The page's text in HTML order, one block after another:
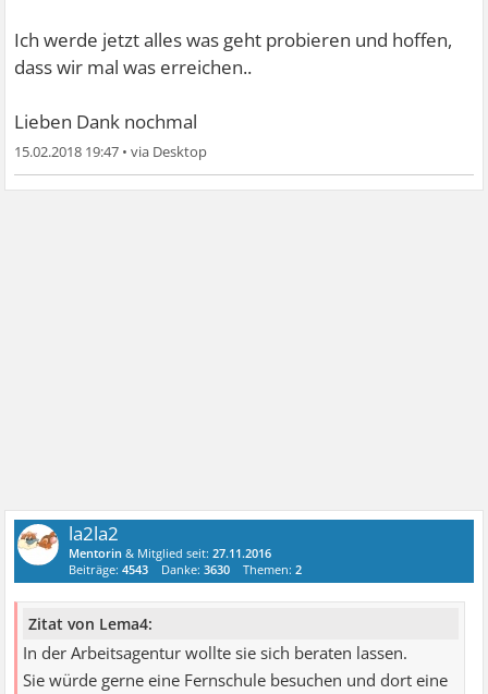
Ich werde jetzt alles was geht probieren und hoffen,
dass wir mal was erreichen..
Lieben Dank nochmal
15.02.2018 19:47 •
la2la2
Mentorin & Mitglied seit:27.11.2016
Beiträge:4543 Danke:3630 Themen:2
Zitat von Lema4:
In der Arbeitsagentur wollte sie sich beraten lassen.
Sie würde gerne eine Fernschule besuchen und dort eine